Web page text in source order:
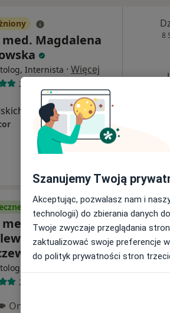
Magdalena
Internista · Więcej
229 opinii
4, Poznań•Mapa
od 100 zł
8
płatności
Anna
Internista
217 opinii
Online 1
8
Szanujemy Twoją
Akceptując, pozwalasz nam i
technologii) do zbierania danych
Twoje zwyczaje przeglądania
zaktualizować swoje preferencje
do polityk prywatności stron